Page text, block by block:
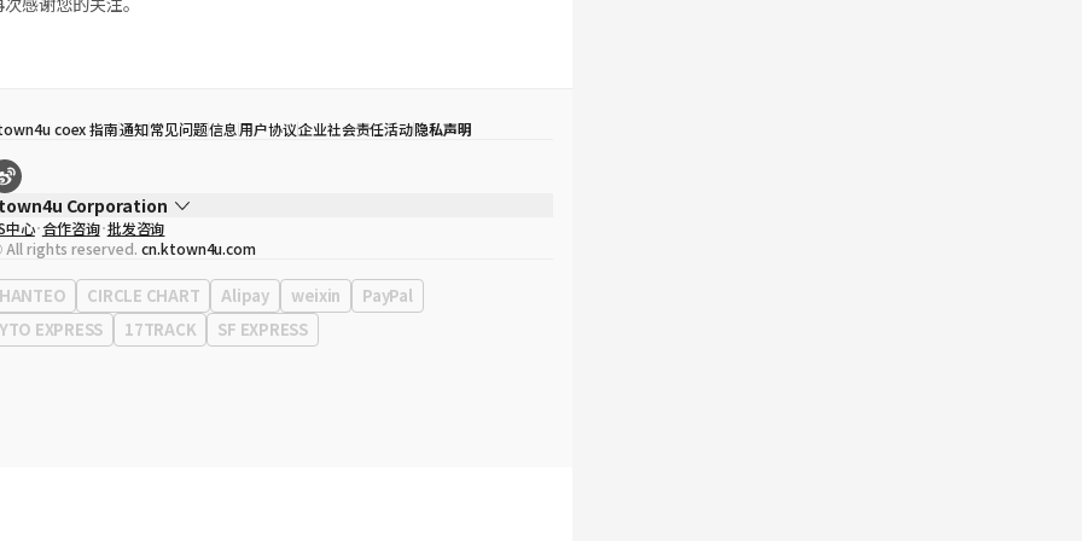
coex 指南通知常见问题信息用户协议企业社会责任活动隐私声明
Corporation
宋効珉
业执照 120-87-71116
地址 首尔特别市 江南区 岭东大路 513号 3楼 （三成洞， coex)
中心 合作咨询 批发咨询
rights reserved. cn.ktown4u.com
HANTEO CIRCLE CHART Alipay weixin
PayPal
YTO EXPRESS
17TRACK SF EXPRESS